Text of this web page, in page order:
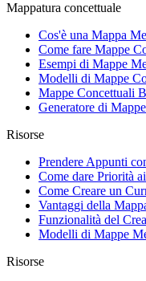
Mappatura concettuale
Cos'è una Mappa
Come fare Mappe
Esempi di Mappe
Modelli di Mappe
Mappe Concettuali
Generatore di
Risorse
Prendere Appunti
Come dare Priorità
Come Creare un
Vantaggi della
Funzionalità del
Modelli di Mappe
Risorse